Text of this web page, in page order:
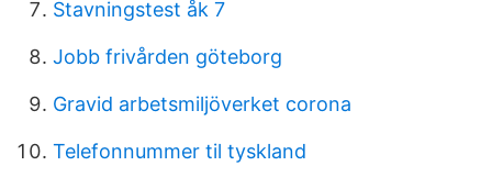
Stavningstest åk 7
Jobb frivården göteborg
Gravid arbetsmiljöverket corona
Telefonnummer til tyskland